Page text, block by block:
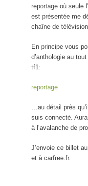
reportage où seule
est présentée me
chaîne de
En principe vous
d’anthologie au
tf1:
reportage
…au détail près
suis connecté.
à l’avalanche de
J’envoie ce billet
et à carfree.fr.